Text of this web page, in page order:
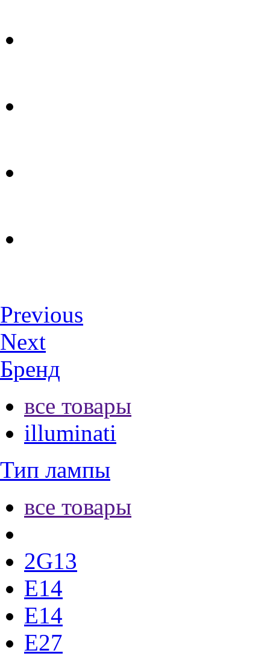
Previous
Next
Бренд
все товары
illuminati
Тип лампы
все товары
2G13
E14
E14
E27